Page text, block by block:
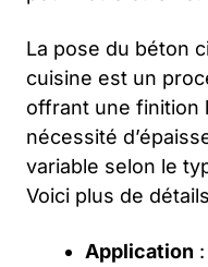
La pose du béton
cuisine est un
offrant une finition
nécessité
variable selon le
Voici plus de
Application